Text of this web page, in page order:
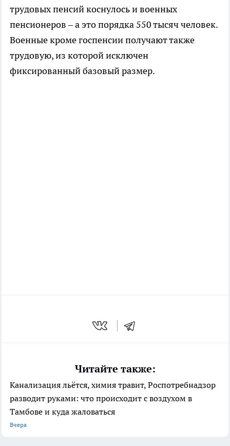
трудовых пенсий коснулось и военных
пенсионеров – а это порядка 550 тысяч человек.
Военные кроме госпенсии получают также
трудовую, из которой исключен
фиксированный базовый размер.
Читайте также:
Канализация льётся, химия травит, Роспотребнадзор
разводит руками: что происходит с воздухом в
Тамбове и куда жаловаться
Вчера